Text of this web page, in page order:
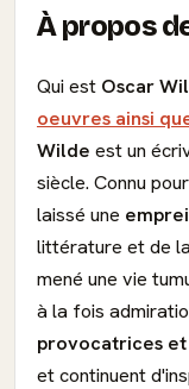
À propos
Qui est Oscar
oeuvres ainsi
Wilde est un
siècle. Connu
laissé une
littérature et de
mené une vie
à la fois
provocatrices
et continuent